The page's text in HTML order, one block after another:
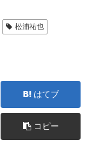
松浦祐也
はてブ
コピー